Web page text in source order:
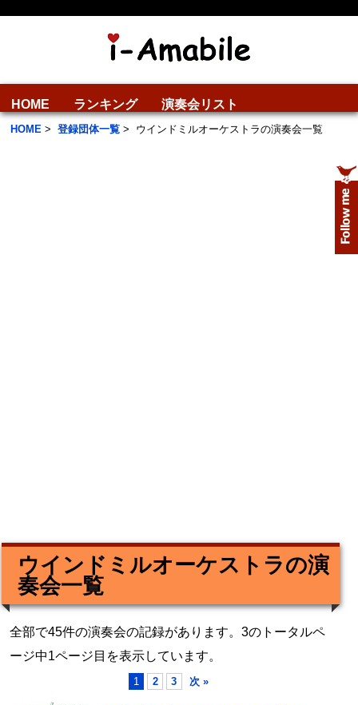
HOME ランキング 演奏会リスト
HOME > 登録団体一覧 > ウインドミルオーケストラの演奏会一覧
ウインドミルオーケストラの演
奏会一覧
全部で45件の演奏会の記録があります。3のトータルペ
ージ中1ページ目を表示しています。
1 2 3 次 »